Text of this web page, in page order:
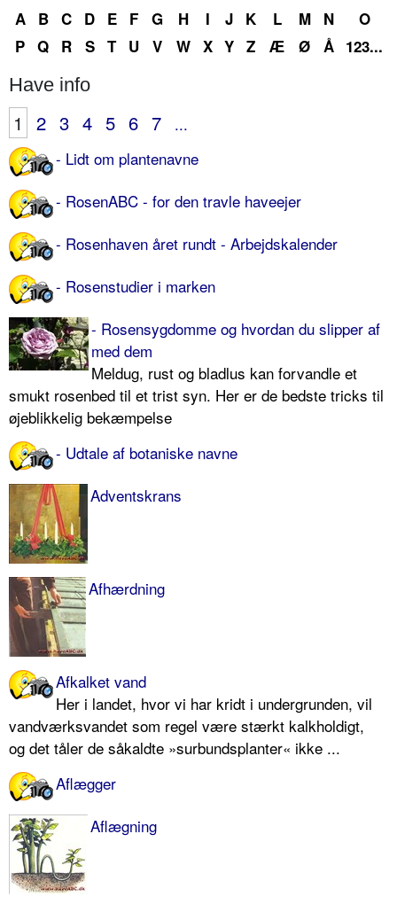
A B C D E F G H I J K L M N
O
P Q R S T U V W X Y Z Æ Ø Å 123...
Have info
1 2 3 4 5 6 7
...
- Lidt om plantenavne
- RosenABC - for den travle haveejer
- Rosenhaven året rundt - Arbejdskalender
- Rosenstudier i marken
- Rosensygdomme og hvordan du slipper af
med dem
Meldug, rust og bladlus kan forvandle et
smukt rosenbed til et trist syn. Her er de bedste tricks til
øjeblikkelig bekæmpelse
- Udtale af botaniske navne
Adventskrans
Afhærdning
Afkalket vand
Her i landet, hvor vi har kridt i undergrunden, vil
vandværksvandet som regel være stærkt kalkholdigt,
og det tåler de såkaldte »surbundsplanter« ikke ...
Aflægger
Aflægning